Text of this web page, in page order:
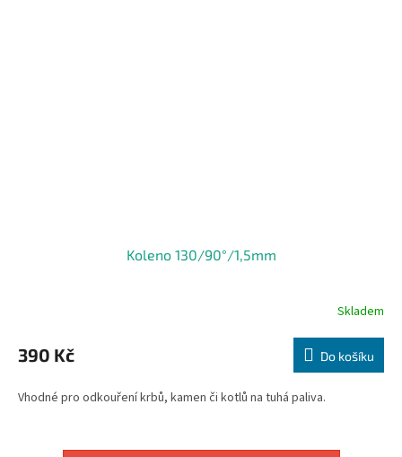
Koleno 130/90°/1,5mm
Skladem
390 Kč Do košíku
Vhodné pro odkouření krbů, kamen či kotlů na tuhá paliva.